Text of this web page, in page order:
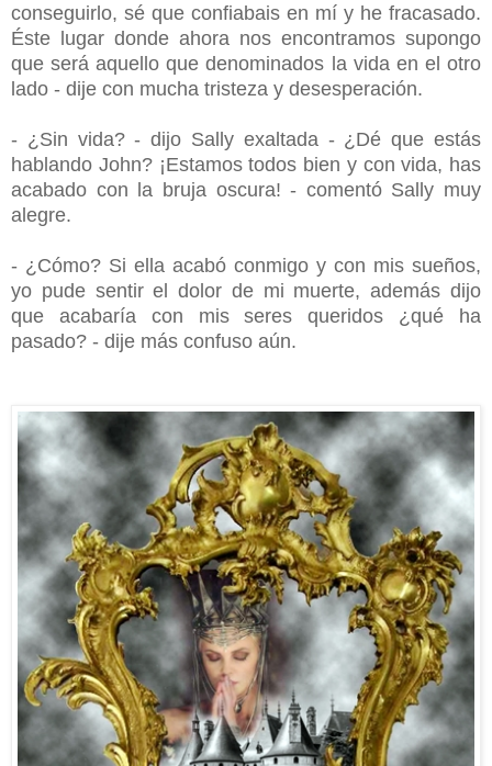
conseguirlo, sé que confiabais en mí y he fracasado.
Éste lugar donde ahora nos encontramos supongo
que será aquello que denominados la vida en el otro
lado - dije con mucha tristeza y desesperación.
- ¿Sin vida? - dijo Sally exaltada - ¿Dé que estás
hablando John? ¡Estamos todos bien y con vida, has
acabado con la bruja oscura! - comentó Sally muy
alegre.
- ¿Cómo? Si ella acabó conmigo y con mis sueños,
yo pude sentir el dolor de mi muerte, además dijo
que acabaría con mis seres queridos ¿qué ha
pasado? - dije más confuso aún.